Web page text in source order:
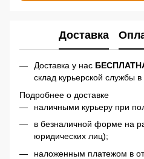
Доставка
Доставка у нас
склад курьерской службы
Подробнее о доставке
наличными курьеру при
в безналичной форме на
юридических лиц);
наложенным платежом в